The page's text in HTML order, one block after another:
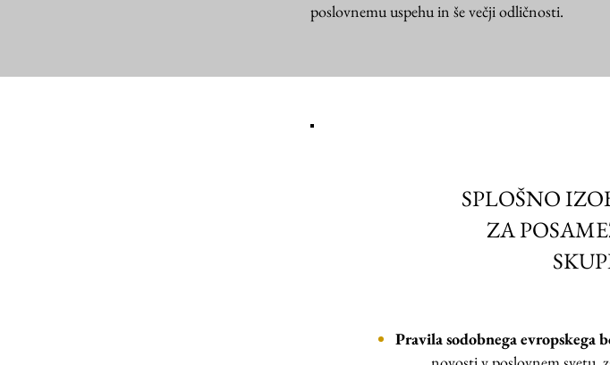
poslovnemu uspehu in še večji odličnosti.
SPLOŠNO
ZA
Pravila sodobnega evropskega